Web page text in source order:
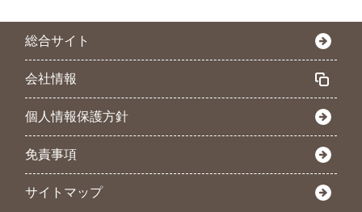
総合サイト
会社情報
個人情報保護方針
免責事項
サイトマップ